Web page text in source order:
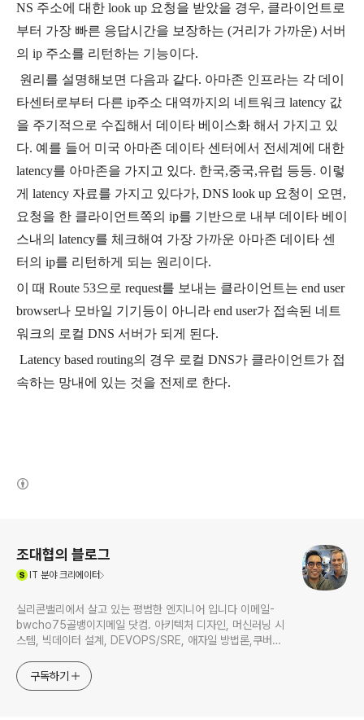
NS 주소에 대한 look up 요청을 받았을 경우, 클라이언트로
부터 가장 빠른 응답시간을 보장하는 (거리가 가까운) 서버
의 ip 주소를 리턴하는 기능이다.
원리를 설명해보면 다음과 같다. 아마존 인프라는 각 데이
타센터로부터 다른 ip주소 대역까지의 네트워크 latency 값
을 주기적으로 수집해서 데이타 베이스화 해서 가지고 있
다. 예를 들어 미국 아마존 데이타 센터에서 전세계에 대한
latency를 아마존을 가지고 있다. 한국,중국,유럽 등등. 이렇
게 latency 자료를 가지고 있다가, DNS look up 요청이 오면 ,
요청을 한 클라이언트쪽의 ip를 기반으로 내부 데이타 베이
스내의 latency를 체크해여 가장 가까운 아마존 데이타 센
터의 ip를 리턴하게 되는 원리이다.
이 때 Route 53으로 request를 보내는 클라이언트는 end user
browser나 모바일 기기등이 아니라 end user가 접속된 네트
워크의 로컬 DNS 서버가 되게 된다.
Latency based routing의 경우 로컬 DNS가 클라이언트가 접
속하는 망내에 있는 것을 전제로 한다.
조대협의 블로그
IT 분야 크리에이터
실리콘밸리에서 살고 있는 평범한 엔지니어 입니다 이메일-
bwcho75골뱅이지메일 닷컴. 아키텍처 디자인, 머신러닝 시
스템, 빅데이터 설계, DEVOPS/SRE, 애자일 방법론,쿠버네
한 기술 멘토링과 강의 진행합니다. Linkedin :
https://www.linkedin.com/in/terrycho75/
구독하기